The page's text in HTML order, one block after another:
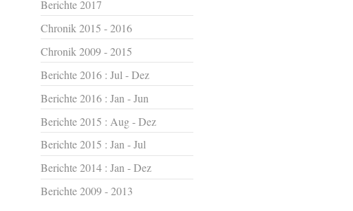
Berichte 2017
Chronik 2015 - 2016
Chronik 2009 - 2015
Berichte 2016 : Jul - Dez
Berichte 2016 : Jan - Jun
Berichte 2015 : Aug - Dez
Berichte 2015 : Jan - Jul
Berichte 2014 : Jan - Dez
Berichte 2009 - 2013